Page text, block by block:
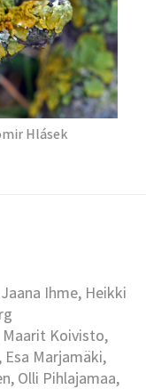
Hlásek
Ihme, Heikki
Koivisto,
Marjamäki,
Olli Pihlajamaa,